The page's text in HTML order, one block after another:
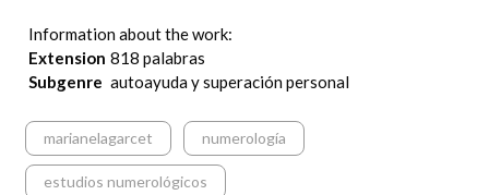
Information about the work:
Extension 818 palabras
Subgenre autoayuda y superación personal
marianelagarcet numerología
estudios numerológicos